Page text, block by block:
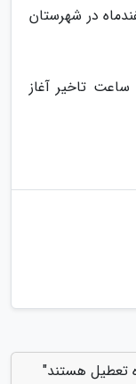
و مراکز آموزشی امروز، 3 اسفندماه در شهرستان
ساعت تاخیر آغاز
امروز، 3 اسفندماه تعطیل هستند"